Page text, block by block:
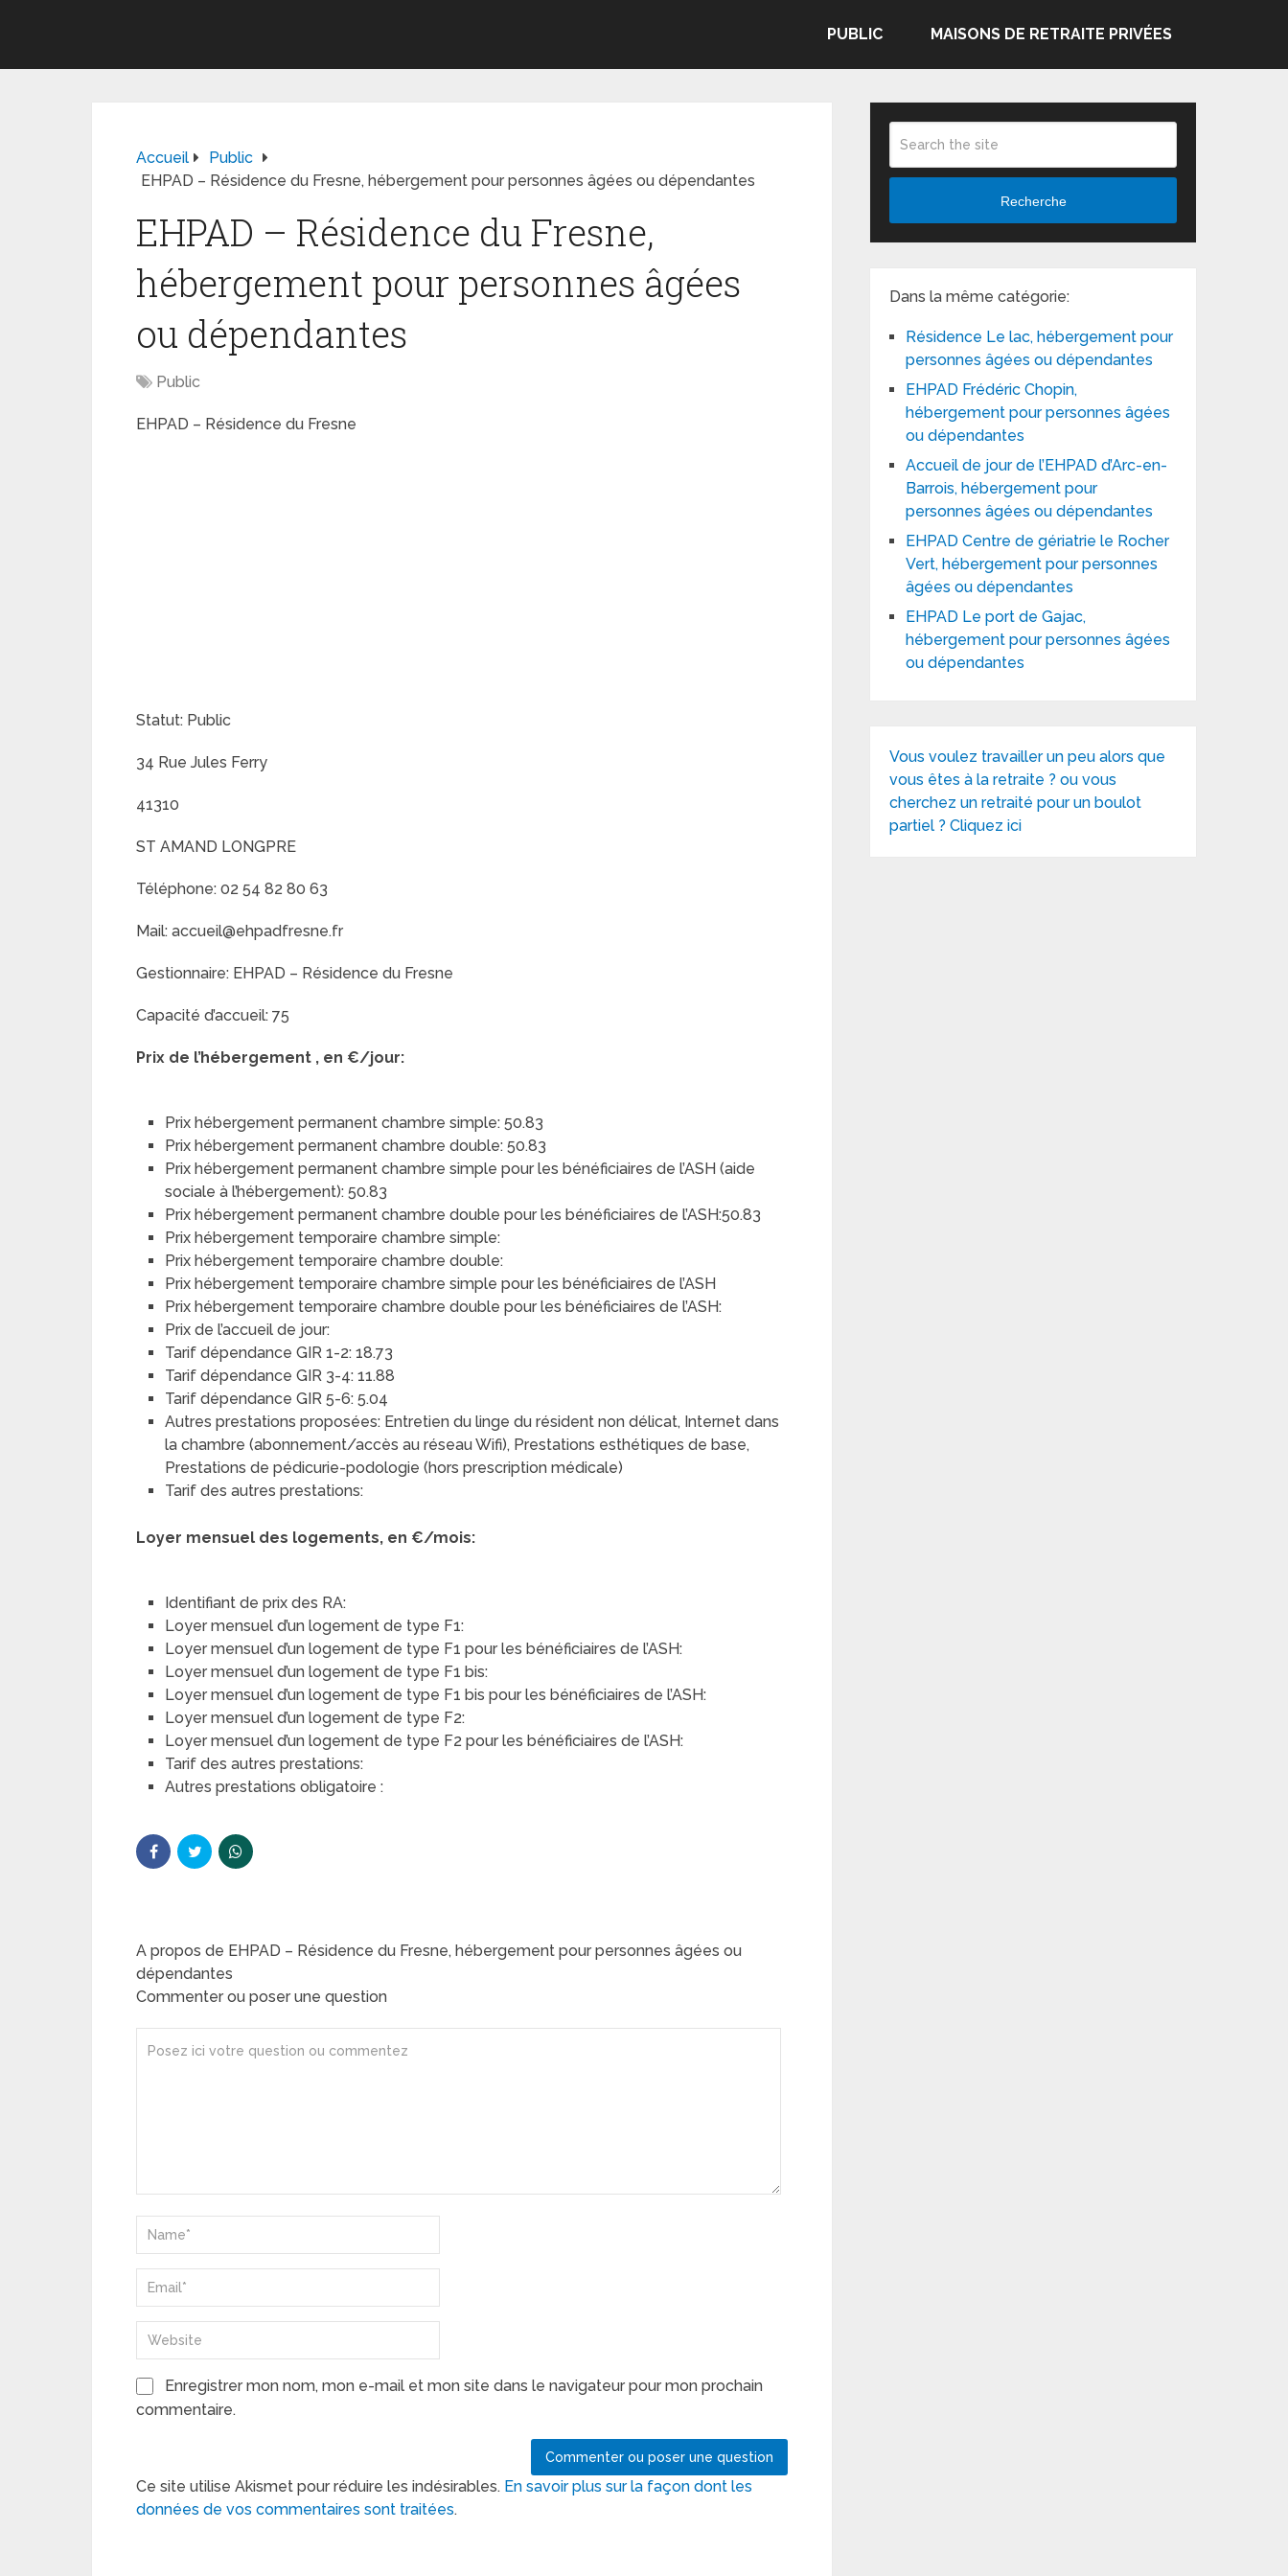
PUBLIC MAISONS DE RETRAITE PRIVÉES
Accueil
Public
EHPAD – Résidence du Fresne, hébergement pour personnes âgées ou dépendantes
EHPAD – Résidence du Fresne,
hébergement pour personnes âgées
ou dépendantes
Public
EHPAD – Résidence du Fresne
Statut: Public
34 Rue Jules Ferry
41310
ST AMAND LONGPRE
Téléphone: 02 54 82 80 63
Mail: accueil@ehpadfresne.fr
Gestionnaire: EHPAD – Résidence du Fresne
Capacité d’accueil: 75
Prix de l’hébergement , en €/jour:
Prix hébergement permanent chambre simple: 50.83
Prix hébergement permanent chambre double: 50.83
Prix hébergement permanent chambre simple pour les bénéficiaires de l’ASH (aide
sociale à l’hébergement): 50.83
Prix hébergement permanent chambre double pour les bénéficiaires de l’ASH:50.83
Prix hébergement temporaire chambre simple:
Prix hébergement temporaire chambre double:
Prix hébergement temporaire chambre simple pour les bénéficiaires de l’ASH
Prix hébergement temporaire chambre double pour les bénéficiaires de l’ASH:
Prix de l’accueil de jour:
Tarif dépendance GIR 1-2: 18.73
Tarif dépendance GIR 3-4: 11.88
Tarif dépendance GIR 5-6: 5.04
Autres prestations proposées: Entretien du linge du résident non délicat, Internet dans
la chambre (abonnement/accès au réseau Wifi), Prestations esthétiques de base,
Prestations de pédicurie-podologie (hors prescription médicale)
Tarif des autres prestations:
Loyer mensuel des logements, en €/mois:
Identifiant de prix des RA:
Loyer mensuel d’un logement de type F1:
Loyer mensuel d’un logement de type F1 pour les bénéficiaires de l’ASH:
Loyer mensuel d’un logement de type F1 bis:
Loyer mensuel d’un logement de type F1 bis pour les bénéficiaires de l’ASH:
Loyer mensuel d’un logement de type F2:
Loyer mensuel d’un logement de type F2 pour les bénéficiaires de l’ASH:
Tarif des autres prestations:
Autres prestations obligatoire :
A propos de EHPAD – Résidence du Fresne, hébergement pour personnes âgées ou
dépendantes
Commenter ou poser une question
Enregistrer mon nom, mon e-mail et mon site dans le navigateur pour mon prochain
commentaire.
Ce site utilise Akismet pour réduire les indésirables. En savoir plus sur la façon dont les
données de vos commentaires sont traitées.
Recherche
Dans la même catégorie:
Résidence Le lac, hébergement pour
personnes âgées ou dépendantes
EHPAD Frédéric Chopin,
hébergement pour personnes âgées
ou dépendantes
Accueil de jour de l’EHPAD d’Arc-en-
Barrois, hébergement pour
personnes âgées ou dépendantes
EHPAD Centre de gériatrie le Rocher
Vert, hébergement pour personnes
âgées ou dépendantes
EHPAD Le port de Gajac,
hébergement pour personnes âgées
ou dépendantes
Vous voulez travailler un peu alors que
vous êtes à la retraite ? ou vous
cherchez un retraité pour un boulot
partiel ? Cliquez ici